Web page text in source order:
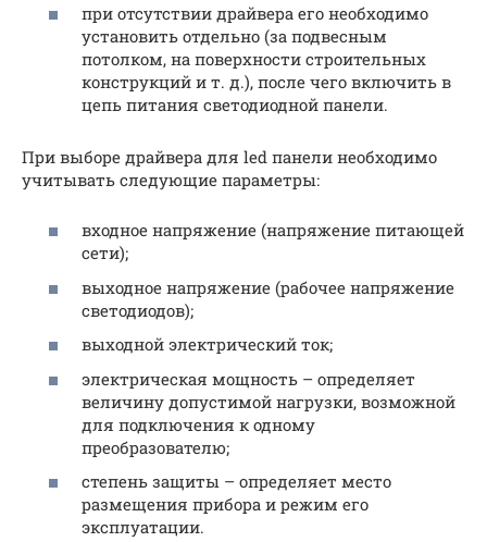
при отсутствии драйвера его необходимо
установить отдельно (за подвесным
потолком, на поверхности строительных
конструкций и т. д.), после чего включить в
цепь питания светодиодной панели.
При выборе драйвера для led панели необходимо
учитывать следующие параметры:
входное напряжение (напряжение питающей
сети);
выходное напряжение (рабочее напряжение
светодиодов);
выходной электрический ток;
электрическая мощность – определяет
величину допустимой нагрузки, возможной
для подключения к одному
преобразователю;
степень защиты – определяет место
размещения прибора и режим его
эксплуатации.